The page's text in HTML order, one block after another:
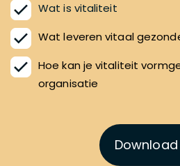
Wat is vitaliteit
Wat leveren vitaal
Hoe kan je vitaliteit
organisatie